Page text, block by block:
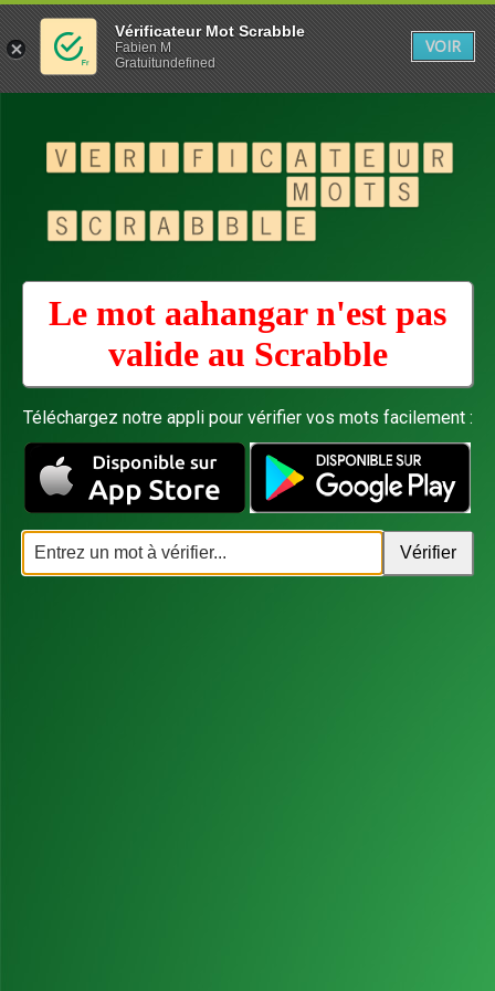
Le mot aahangar n'est pas
valide au Scrabble
Téléchargez notre appli pour vérifier vos mots facilement :
Vérificateur Mot Scrabble
Fabien M
Gratuitundefined
VOIR